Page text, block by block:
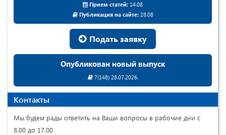
Прием статей: 14.08
Публикация на сайте:28.08
Подать заявку
Опубликован новый выпуск
7(148) 28.07.2026.
Контакты
Мы будем рады ответить на Ваши вопросы в рабочие дни с
8.00 до 17.00